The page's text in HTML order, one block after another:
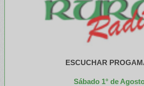
ESCUCHAR
Sábado 1° de